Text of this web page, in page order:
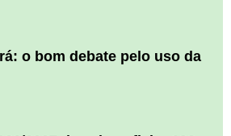
o bom debate pelo uso da